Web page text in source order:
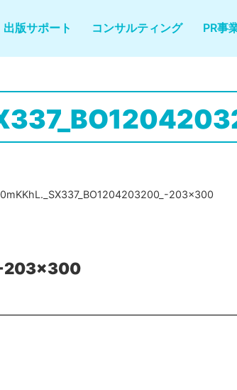
出版サポート コンサルティング PR事
203x300
203x300